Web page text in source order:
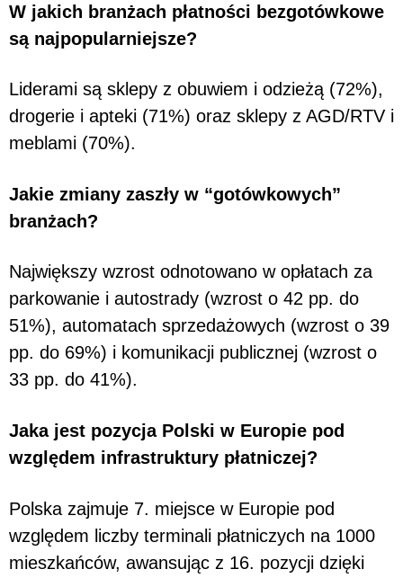
W jakich branżach płatności bezgotówkowe
są najpopularniejsze?
Liderami są sklepy z obuwiem i odzieżą (72%),
drogerie i apteki (71%) oraz sklepy z AGD/RTV i
meblami (70%).
Jakie zmiany zaszły w “gotówkowych”
branżach?
Największy wzrost odnotowano w opłatach za
parkowanie i autostrady (wzrost o 42 pp. do
51%), automatach sprzedażowych (wzrost o 39
pp. do 69%) i komunikacji publicznej (wzrost o
33 pp. do 41%).
Jaka jest pozycja Polski w Europie pod
względem infrastruktury płatniczej?
Polska zajmuje 7. miejsce w Europie pod
względem liczby terminali płatniczych na 1000
mieszkańców, awansując z 16. pozycji dzięki